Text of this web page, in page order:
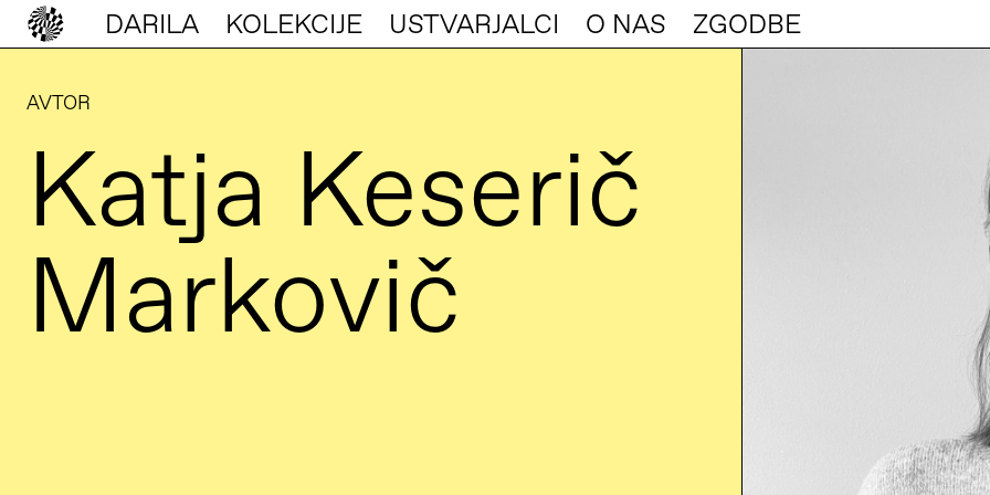
DARILA KOLEKCIJE USTVARJALCI O NAS ZGODBE
AVTOR
Katja Keserič
Markovič